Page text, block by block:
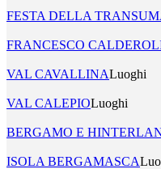
FESTA DELLA
FRANCESCO
VAL CAVALLINALuoghi
VAL CALEPIOLuoghi
BERGAMO E
ISOLA BERGAMASCA